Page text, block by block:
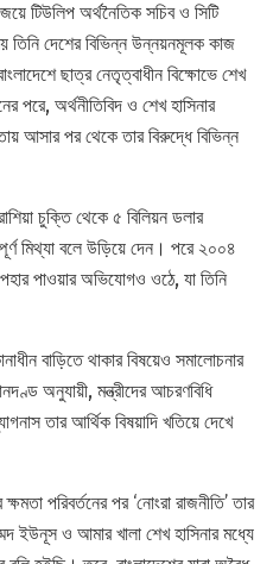
জয়ে টিউলিপ অর্থনৈতিক সচিব ও সিটি
তিনি দেশের বিভিন্ন উন্নয়নমূলক কাজ
ছাত্র নেতৃত্বাধীন বিক্ষোভে শেখ
পরে, অর্থনীতিবিদ ও শেখ হাসিনার
আসার পর থেকে তার বিরুদ্ধে বিভিন্ন
চুক্তি থেকে ৫ বিলিয়ন ডলার
মিথ্যা বলে উড়িয়ে দেন। পরে ২০০৪
পাওয়ার অভিযোগও ওঠে, যা তিনি
বাড়িতে থাকার বিষয়েও সমালোচনার
অনুযায়ী, মন্ত্রীদের আচরণবিধি
তার আর্থিক বিষয়াদি খতিয়ে দেখে
পরিবর্তনের পর ‘নোংরা রাজনীতি’ তার
ইউনূস ও আমার খালা শেখ হাসিনার মধ্যে